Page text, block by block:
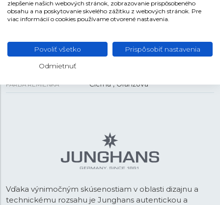
PUZDRO 44,2 mm
REMIENOK
MATERIÁL REMIENKA
FARBA REMIENKA Čierna , Oranžová
Vďaka výnimočným skúsenostiam v oblasti dizajnu a
technickému rozsahu je Junghans autentickou a
zlepšenie našich webových stránok, zobrazovanie prispôsobeného
obsahu a na poskytovanie skvelého zážitku z webových stránok. Pre
viac informácií o cookies používame otvorené nastavenia.
Povoliť všetko Prispôsobiť nastavenia
Odmietnuť